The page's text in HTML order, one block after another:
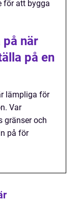
för att bygga
när
på en
lämpliga för
Var
gränser och
på för